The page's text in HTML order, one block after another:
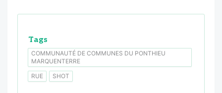
Tags
COMMUNAUTÉ DE COMMUNES DU PONTHIEU
MARQUENTERRE
RUE
SHOT